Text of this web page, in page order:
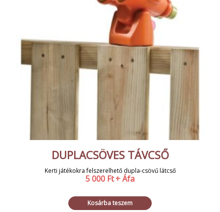
DUPLACSÖVES TÁVCSŐ
Kerti játékokra felszerelhető dupla-csövű látcső
5 000 Ft+ Áfa
Kosárba teszem